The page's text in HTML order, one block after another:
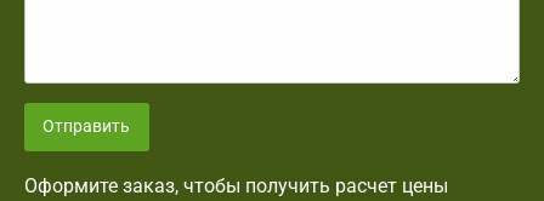
Отправить
Оформите заказ, чтобы получить расчет цены